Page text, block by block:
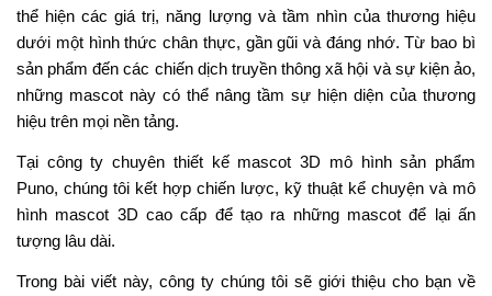
thể hiện các giá trị, năng lượng và tầm nhìn của thương hiệu
dưới một hình thức chân thực, gần gũi và đáng nhớ. Từ bao bì
sản phẩm đến các chiến dịch truyền thông xã hội và sự kiện ảo,
những mascot này có thể nâng tầm sự hiện diện của thương
hiệu trên mọi nền tảng.
Tại công ty chuyên thiết kế mascot 3D mô hình sản phẩm
Puno, chúng tôi kết hợp chiến lược, kỹ thuật kể chuyện và mô
hình mascot 3D cao cấp để tạo ra những mascot để lại ấn
tượng lâu dài.
Trong bài viết này, công ty chúng tôi sẽ giới thiệu cho bạn về